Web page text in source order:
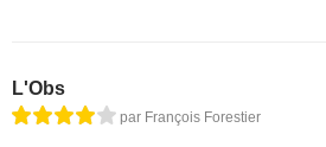
L'Obs
par François Forestier